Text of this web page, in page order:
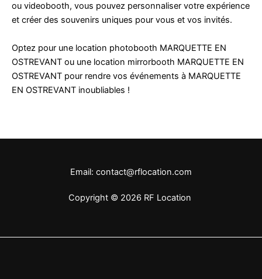
ou videobooth, vous pouvez personnaliser votre expérience
et créer des souvenirs uniques pour vous et vos invités.
Optez pour une location photobooth MARQUETTE EN
OSTREVANT ou une location mirrorbooth MARQUETTE EN
OSTREVANT pour rendre vos événements à MARQUETTE
EN OSTREVANT inoubliables !
Email: contact@rflocation.com
Copyright © 2026 RF Location